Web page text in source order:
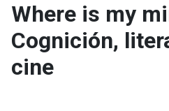
Where is my
Cognición,
cine